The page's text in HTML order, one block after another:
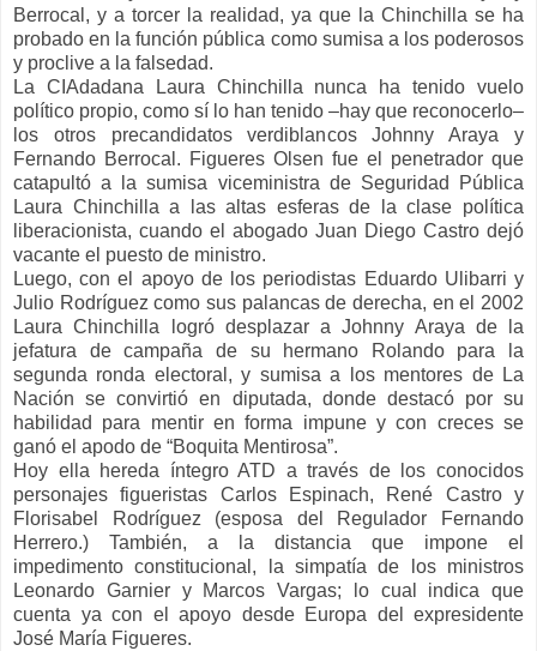
Berrocal, y a torcer la realidad, ya que la Chinchilla se ha
probado en la función pública como sumisa a los poderosos
y proclive a la falsedad.
La CIAdadana Laura Chinchilla nunca ha tenido vuelo
político propio, como sí lo han tenido –hay que reconocerlo–
los otros precandidatos verdiblancos Johnny Araya y
Fernando Berrocal. Figueres Olsen fue el penetrador que
catapultó a la sumisa viceministra de Seguridad Pública
Laura Chinchilla a las altas esferas de la clase política
liberacionista, cuando el abogado Juan Diego Castro dejó
vacante el puesto de ministro.
Luego, con el apoyo de los periodistas Eduardo Ulibarri y
Julio Rodríguez como sus palancas de derecha, en el 2002
Laura Chinchilla logró desplazar a Johnny Araya de la
jefatura de campaña de su hermano Rolando para la
segunda ronda electoral, y sumisa a los mentores de La
Nación se convirtió en diputada, donde destacó por su
habilidad para mentir en forma impune y con creces se
ganó el apodo de “Boquita Mentirosa”.
Hoy ella hereda íntegro ATD a través de los conocidos
personajes figueristas Carlos Espinach, René Castro y
Florisabel Rodríguez (esposa del Regulador Fernando
Herrero.) También, a la distancia que impone el
impedimento constitucional, la simpatía de los ministros
Leonardo Garnier y Marcos Vargas; lo cual indica que
cuenta ya con el apoyo desde Europa del expresidente
José María Figueres.